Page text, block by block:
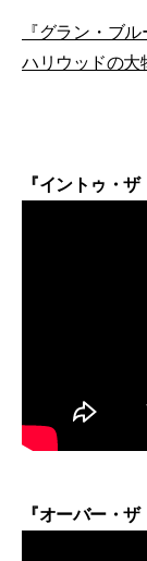
『グラン・ブ
ハリウッドの大
『イントゥ・
『オーバー・